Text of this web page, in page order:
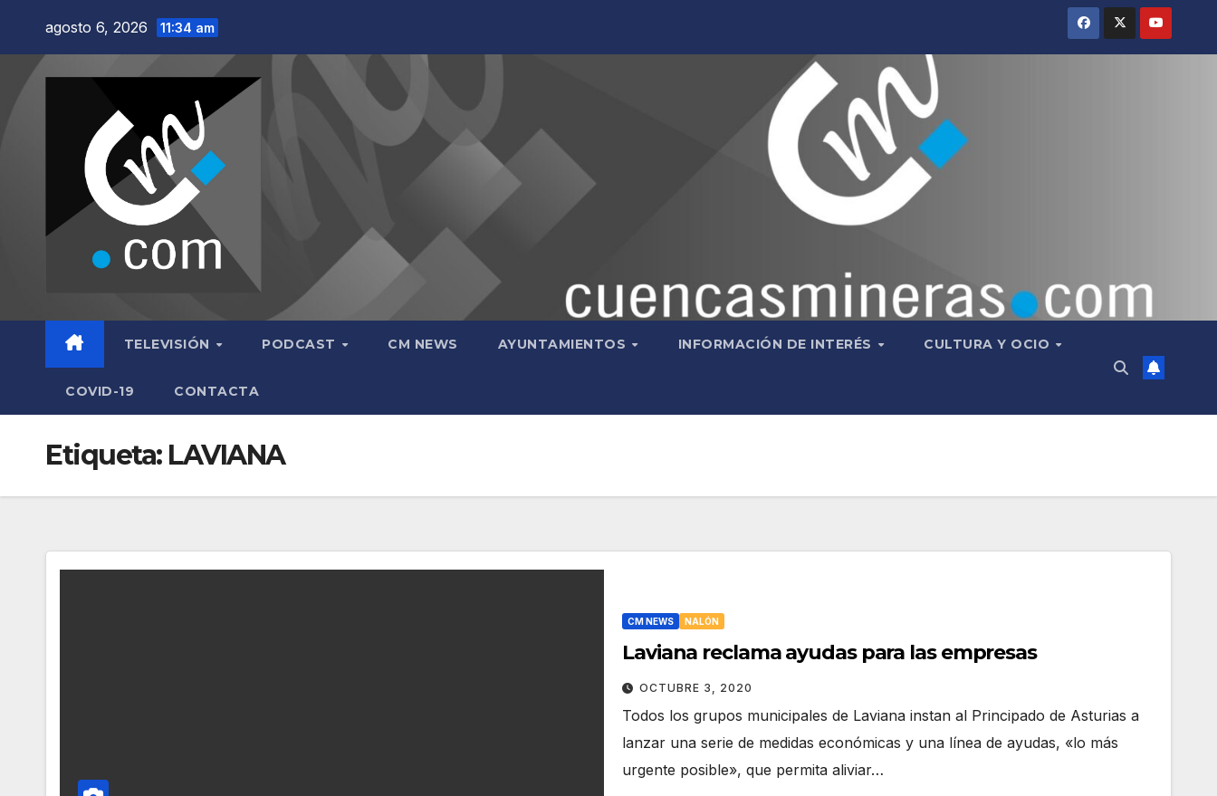
contenido
agosto 6, 2026 11:34 am
TELEVISIÓN PODCAST CM NEWS AYUNTAMIENTOS INFORMACIÓN DE INTERÉS CULTURA Y OCIO
COVID-19 CONTACTA
Etiqueta: LAVIANA
CM NEWS NALÓN
Laviana reclama ayudas para las empresas
OCTUBRE 3, 2020
Todos los grupos municipales de Laviana instan al Principado de Asturias a
lanzar una serie de medidas económicas y una línea de ayudas, «lo más
urgente posible», que permita aliviar…